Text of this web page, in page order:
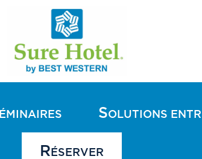
ÉMINAIRES SOLUTIONS
R ÉSERVER